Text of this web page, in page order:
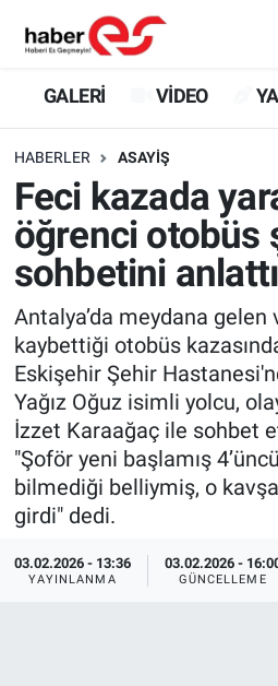
GALERİ VİDEO
HABERLER ASAYİŞ
Feci kazada
öğrenci otobüs
sohbetini anlattı
Antalya’da meydana gelen
kaybettiği otobüs
Eskişehir Şehir
Yağız Oğuz isimli yolcu,
İzzet Karaağaç ile sohbet
"Şoför yeni başlamış
bilmediği belliymiş, o
girdi" dedi.
03.02.2026 - 13:36
YAYINLANMA
03.02.2026 -
GÜNCELLEME
GALERİ
YAZARLAR
GÜNDEM
SİYASET
TEKNOLOJİ
EKONOMİ
SPOR
ASAYİŞ
Eskişehir Nöbetçi
Eskişehir Trafik Yoğunluk
Süper Lig Puan Durumu
Tüm Manşetler
Son Dakika Haberleri
Haber Arşivi